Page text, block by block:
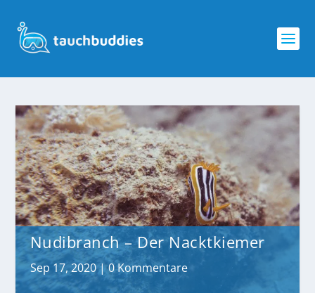
Nudibranch – Der Nacktkiemer
Sep 17, 2020|0 Kommentare